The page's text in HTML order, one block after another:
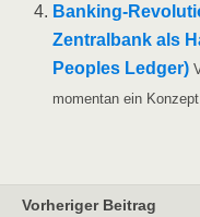
Ban­king-
Zen­tral­bank als
Peo­p­les Led­ger)
momen­tan ein
Vorheriger Beitrag